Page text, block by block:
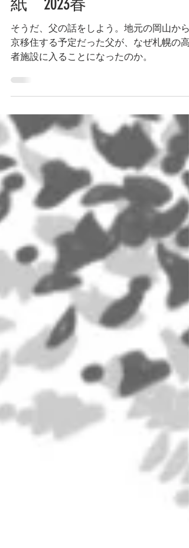
紙 2023春
そうだ、父の話をしよう。地元の岡山から
京移住する予定だった父が、なぜ札幌の高